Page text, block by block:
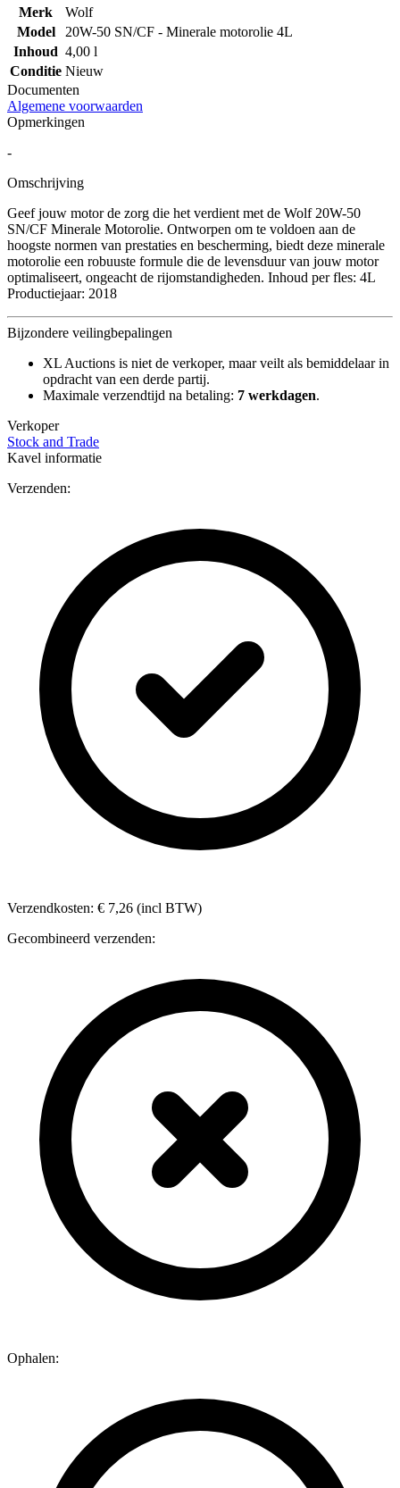
Merk
Wolf
Model
20W-50 SN/CF - Minerale motorolie 4L
Inhoud 4,00 l
Conditie Nieuw
Documenten
Algemene voorwaarden
Opmerkingen
-
Omschrijving
Geef jouw motor de zorg die het verdient met de Wolf 20W-50
SN/CF Minerale Motorolie. Ontworpen om te voldoen aan de
hoogste normen van prestaties en bescherming, biedt deze minerale
motorolie een robuuste formule die de levensduur van jouw motor
optimaliseert, ongeacht de rijomstandigheden. Inhoud per fles: 4L
Productiejaar: 2018
Bijzondere veilingbepalingen
XL Auctions is niet de verkoper, maar veilt als bemiddelaar in
opdracht van een derde partij.
Maximale verzendtijd na betaling: 7 werkdagen.
Verkoper
Stock and Trade
Kavel informatie
Verzenden:
Verzendkosten: € 7,26 (incl BTW)
Gecombineerd verzenden:
Ophalen: